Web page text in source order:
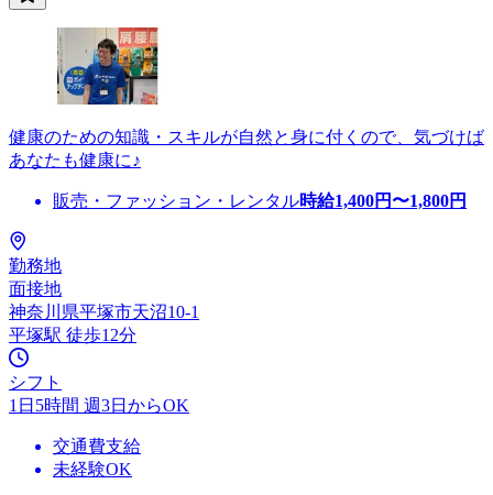
健康のための知識・スキルが自然と身に付くので、気づけば
あなたも健康に♪
販売・ファッション・レンタル時給1,400円〜1,800円
勤務地
面接地
神奈川県平塚市天沼10-1
平塚駅 徒歩12分
シフト
1日5時間 週3日からOK
交通費支給
未経験OK